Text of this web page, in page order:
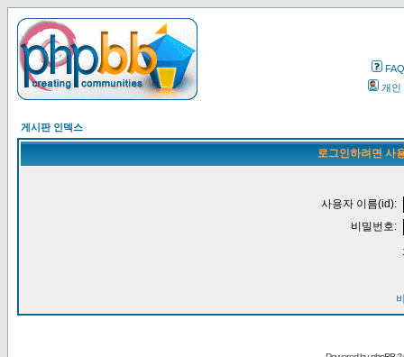
FAQ
개인
게시판 인덱스
로그인하려면 사
사용자 이름(id):
비밀번호: